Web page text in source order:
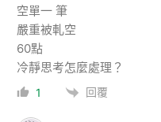
空單一 筆
嚴重被軋空
60點
冷靜思考怎麼處理？
1 回覆